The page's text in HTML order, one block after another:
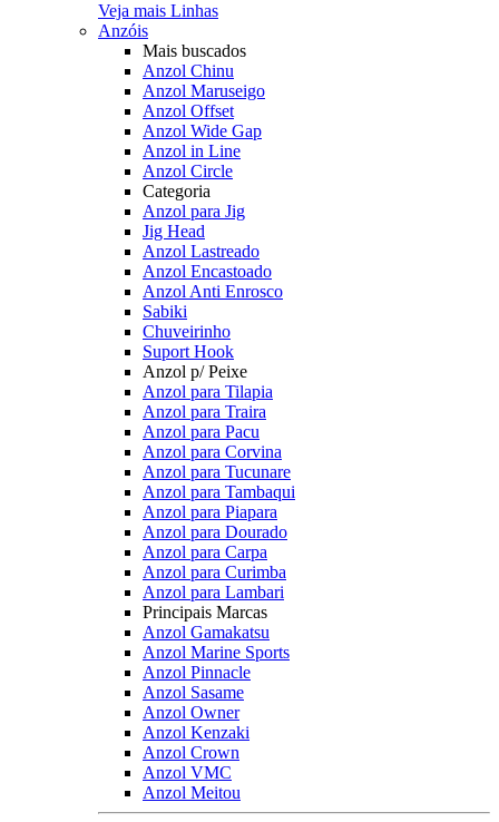
Veja mais Linhas
Anzóis
Mais buscados
Anzol Chinu
Anzol Maruseigo
Anzol Offset
Anzol Wide Gap
Anzol in Line
Anzol Circle
Categoria
Anzol para Jig
Jig Head
Anzol Lastreado
Anzol Encastoado
Anzol Anti Enrosco
Sabiki
Chuveirinho
Suport Hook
Anzol p/ Peixe
Anzol para Tilapia
Anzol para Traira
Anzol para Pacu
Anzol para Corvina
Anzol para Tucunare
Anzol para Tambaqui
Anzol para Piapara
Anzol para Dourado
Anzol para Carpa
Anzol para Curimba
Anzol para Lambari
Principais Marcas
Anzol Gamakatsu
Anzol Marine Sports
Anzol Pinnacle
Anzol Sasame
Anzol Owner
Anzol Kenzaki
Anzol Crown
Anzol VMC
Anzol Meitou